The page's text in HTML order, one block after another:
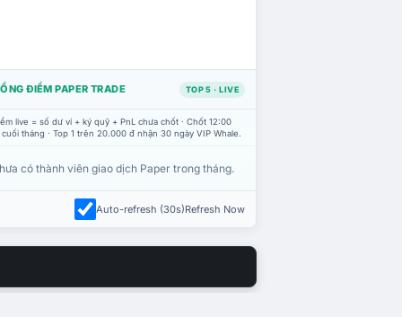
ĐIỂM PAPER TRADE TOP 5 · LIVE
live = số dư ví + ký quỹ + PnL chưa chốt · Chốt 12:00
tháng · Top 1 trên 20.000 đ nhận 30 ngày VIP Whale.
có thành viên giao dịch Paper trong tháng.
Auto-refresh (30s)Refresh Now